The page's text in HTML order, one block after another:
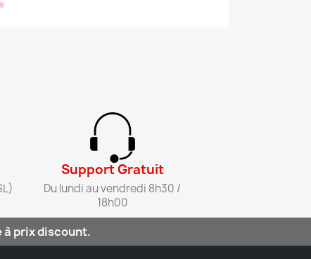
Support Gratuit​
Du lundi au vendredi 8h30 /
18h00​
à prix discount.